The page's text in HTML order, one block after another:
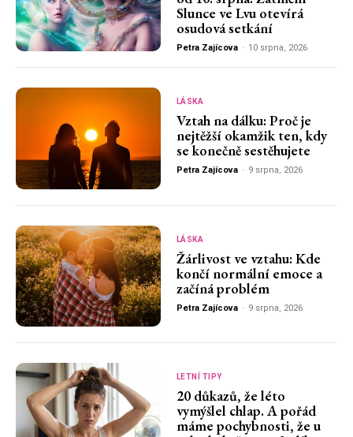
Slunce ve Lvu otevírá
osudová setkání
Petra Zajícova - 10 srpna, 2026
LÁSKA
Vztah na dálku: Proč je
nejtěžší okamžik ten, kdy
se konečně sestěhujete
Petra Zajícova - 9 srpna, 2026
LÁSKA
Žárlivost ve vztahu: Kde
končí normální emoce a
začíná problém
Petra Zajícova - 9 srpna, 2026
LETNÍ TIPY
20 důkazů, že léto
vymýšlel chlap. A pořád
máme pochybnosti, že u